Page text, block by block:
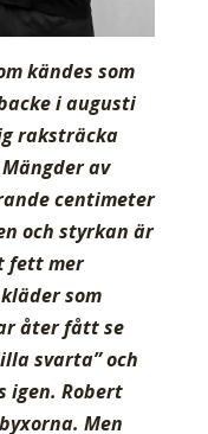
kändes som
i augusti
raksträcka
av
centimeter
och styrkan är
fett mer
som
åter fått se
svarta” och
Robert
Men